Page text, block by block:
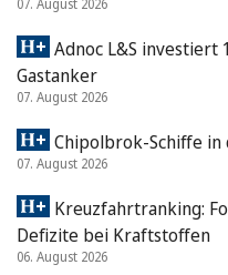
Adnoc L&S investiert
Gastanker
07. August 2026
Chipolbrok-Schiffe in
07. August 2026
Kreuzfahrtranking:
Defizite bei Kraftstoffen
06. August 2026